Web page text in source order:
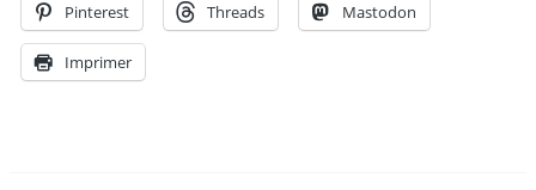
Pinterest Threads Mastodon
Imprimer